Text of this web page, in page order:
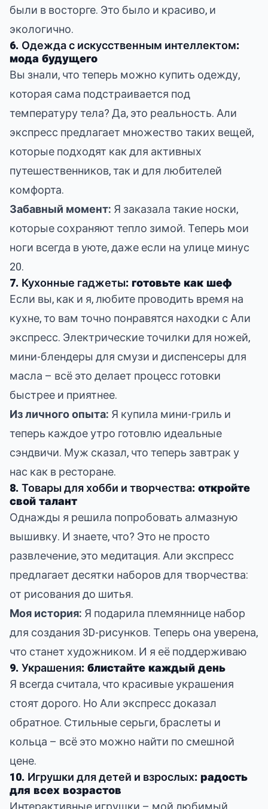
были в восторге. Это было и красиво, и
экологично.
6. Одежда с искусственным интеллектом:
мода будущего
Вы знали, что теперь можно купить одежду,
которая сама подстраивается под
температуру тела? Да, это реальность. Али
экспресс предлагает множество таких вещей,
которые подходят как для активных
путешественников, так и для любителей
комфорта.
Забавный момент: Я заказала такие носки,
которые сохраняют тепло зимой. Теперь мои
ноги всегда в уюте, даже если на улице минус
20.
7. Кухонные гаджеты: готовьте как шеф
Если вы, как и я, любите проводить время на
кухне, то вам точно понравятся находки с Али
экспресс. Электрические точилки для ножей,
мини-блендеры для смузи и диспенсеры для
масла – всё это делает процесс готовки
быстрее и приятнее.
Из личного опыта: Я купила мини-гриль и
теперь каждое утро готовлю идеальные
сэндвичи. Муж сказал, что теперь завтрак у
нас как в ресторане.
8.Товары для хобби и творчества: откройте
свой талант
Однажды я решила попробовать алмазную
вышивку. И знаете, что? Это не просто
развлечение, это медитация. Али экспресс
предлагает десятки наборов для творчества:
от рисования до шитья.
Моя история: Я подарила племяннице набор
для создания 3D-рисунков. Теперь она уверена,
что станет художником. И я её поддерживаю
9.Украшения: блистайте каждый день
Я всегда считала, что красивые украшения
стоят дорого. Но Али экспресс доказал
обратное. Стильные серьги, браслеты и
кольца – всё это можно найти по смешной
цене.
10. Игрушки для детей и взрослых: радость
для всех возрастов